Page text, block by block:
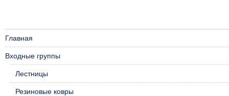
Главная
Входные группы
Лестницы
Резиновые ковры